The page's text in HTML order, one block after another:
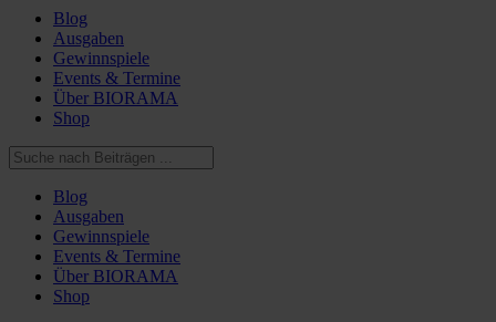
Blog
Ausgaben
Gewinnspiele
Events & Termine
Über BIORAMA
Shop
Blog
Ausgaben
Gewinnspiele
Events & Termine
Über BIORAMA
Shop